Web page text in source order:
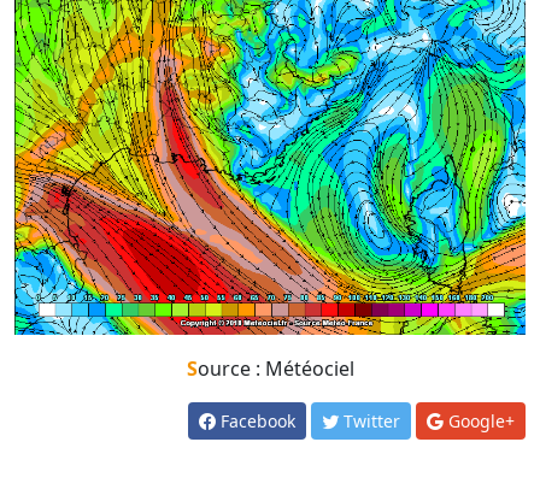
Source : Météociel
Facebook Twitter Google+